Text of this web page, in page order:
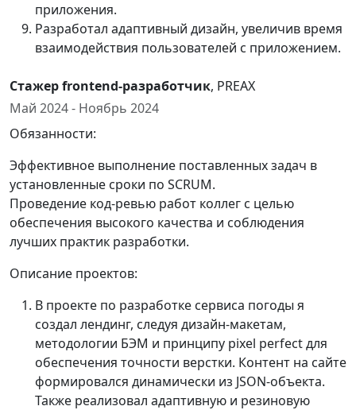
приложения.
Разработал адаптивный дизайн, увеличив время
взаимодействия пользователей с приложением.
Стажер frontend-разработчик, PREAX
Май 2024 - Ноябрь 2024
Обязанности:
Эффективное выполнение поставленных задач в
установленные сроки по SCRUM.
Проведение код-ревью работ коллег с целью
обеспечения высокого качества и соблюдения
лучших практик разработки.
Описание проектов:
В проекте по разработке сервиса погоды я
создал лендинг, следуя дизайн-макетам,
методологии БЭМ и принципу pixel perfect для
обеспечения точности верстки. Контент на сайте
формировался динамически из JSON-объекта.
Также реализовал адаптивную и резиновую